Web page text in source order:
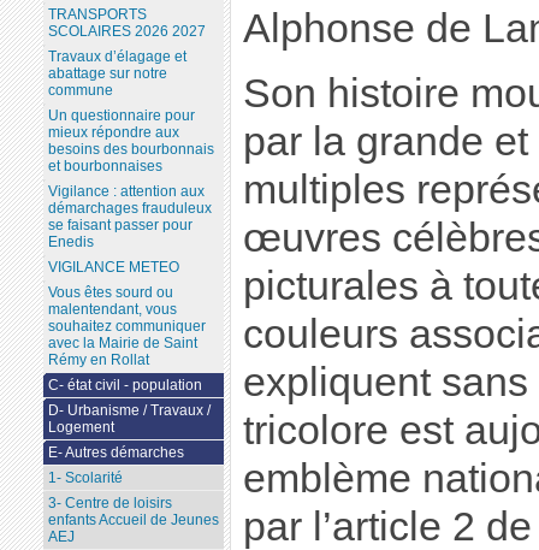
Alphonse de
Son histoire
par la grande
multiples
œuvres
picturales à
couleurs
expliquent
tricolore est
emblème
par l’article 2
TRANSPORTS
SCOLAIRES 2026 2027
Travaux d’élagage et
abattage sur notre
commune
Un questionnaire pour
mieux répondre aux
besoins des bourbonnais
et bourbonnaises
Vigilance : attention aux
démarchages frauduleux
se faisant passer pour
Enedis
VIGILANCE METEO
Vous êtes sourd ou
malentendant, vous
souhaitez communiquer
avec la Mairie de Saint
Rémy en Rollat
C- état civil - population
D- Urbanisme / Travaux /
Logement
E- Autres démarches
1- Scolarité
3- Centre de loisirs
enfants Accueil de Jeunes
AEJ